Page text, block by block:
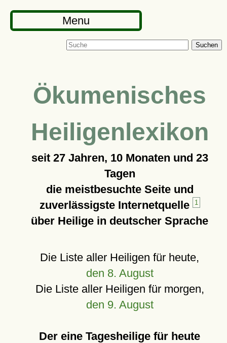
Menu
Suchen
Ökumenisches
Heiligenlexikon
seit 27 Jahren, 10 Monaten und 23
Tagen
die meistbesuchte Seite und
zuverlässigste Internetquelle
1
über Heilige in deutscher Sprache
Die Liste aller Heiligen für heute,
den 8. August
Die Liste aller Heiligen für morgen,
den 9. August
Der eine Tagesheilige für heute